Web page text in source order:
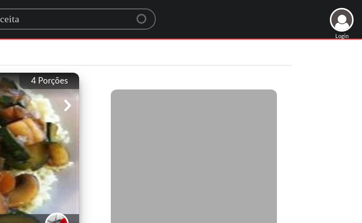
Login
4 Porções